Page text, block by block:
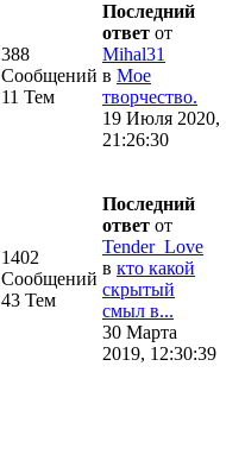
388
Сообщений
11 Тем
Последний
ответ от
Mihal31
в Мое
творчество.
19 Июля 2020,
21:26:30
1402
Сообщений
43 Тем
Последний
ответ от
Tender_Love
в кто какой
скрытый
смыл в...
30 Марта
2019, 12:30:39